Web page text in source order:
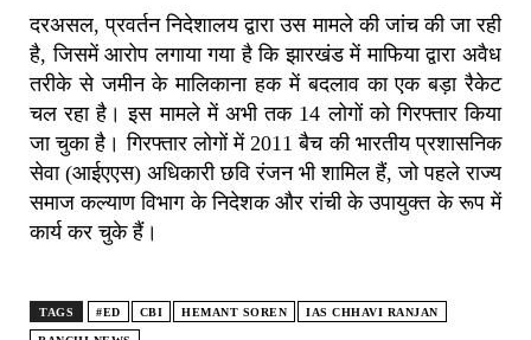
दरअसल, प्रवर्तन निदेशालय द्वारा उस मामले की जांच की जा रही
है, जिसमें आरोप लगाया गया है कि झारखंड में माफिया द्वारा अवैध
तरीके से जमीन के मालिकाना हक में बदलाव का एक बड़ा रैकेट
चल रहा है। इस मामले में अभी तक 14 लोगों को गिरफ्तार किया
जा चुका है। गिरफ्तार लोगों में 2011 बैच की भारतीय प्रशासनिक
सेवा (आईएएस) अधिकारी छवि रंजन भी शामिल हैं, जो पहले राज्य
समाज कल्याण विभाग के निदेशक और रांची के उपायुक्त के रूप में
कार्य कर चुके हैं।
TAGS #ED CBI HEMANT SOREN IAS CHHAVI RANJAN